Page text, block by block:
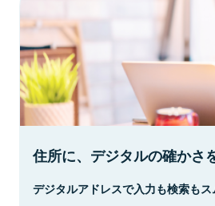
住所に、デジタルの確かさ
デジタルアドレスで入力も検索もス